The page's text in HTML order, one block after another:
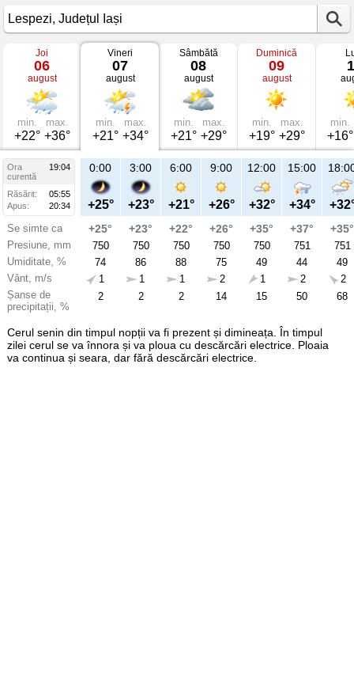
Vremea
Lespezi
mâine
Județul
Iași
Joi
06
august
min.
+22°
max.
+36°
Vineri
07
august
min.
+21°
max.
+34°
Sâmbătă
08
august
min.
+21°
max.
+29°
Duminică
09
august
min.
+19°
max.
+29°
min.
+16°
Ora
19:04
curentă
Răsărit:
05:55
Apus:
20:34
Se simte ca
Presiune, mm
Umiditate, %
Vânt, m/s
Șanse de
precipitații, %
21:00
+29°
+31°
750
62
1
19
Vi
aug
0:00
+25°
+25°
750
74
1
2
3:00
+23°
+23°
750
86
1
2
6:00
+21°
+22°
750
88
1
2
9:00
+26°
+26°
750
75
2
14
12:00
+32°
+35°
750
49
1
15
15:00
+34°
+37°
751
44
2
50
+35°
751
49
2
68
Cerul senin din timpul nopții va fi prezent și dimineața. În timpul
zilei cerul se va înnora și va ploua cu descărcări electrice. Ploaia
va continua și seara, dar fără descărcări electrice.